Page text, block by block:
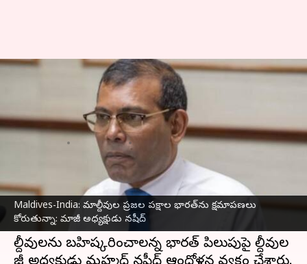
Maldives-India: మాల్దీవుల ప్రజల పక్షాల భారత్‌ను క్షమాపణలు
కోరుతున్నా: మాజీ అధ్యక్షుడు నషీద్
Maldives-India: మాల్దీవుల ప్రజల
పక్షాల భారత్‌ను క్షమాపణలు
కోరుతున్నా: మాజీ అధ్యక్షుడు నషీద్
Mar 09, 2024 11:21 am
ఈ వార్తాకథనం ఏంటి
మాల్దీవులు-భారత్ మధ్య కొనసాగుతున్న దౌత్య వివాదం
మరింత ముదురుతోంది.
మాల్దీవులను బహిష్కరించాలన్న భారత్ పిలుపుపై ​​మాల్దీవుల